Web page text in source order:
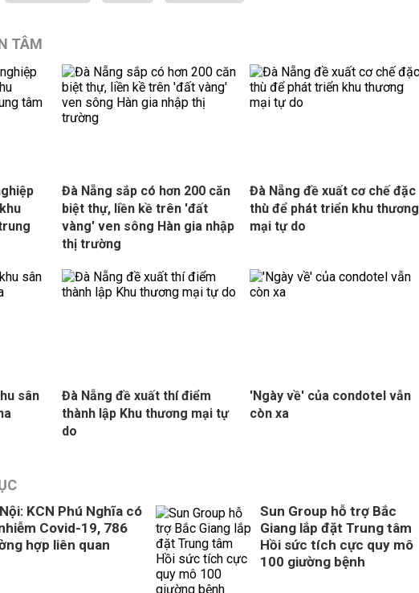
TÂM
Đà Nẵng sắp có hơn 200 căn
biệt thự, liền kề trên 'đất
vàng' ven sông Hàn gia nhập
thị trường
Đà Nẵng đề xuất cơ chế đặc
thù để phát triển khu thương
mại tự do
sân
Đà Nẵng đề xuất thí điểm
thành lập Khu thương mại tự
do
'Ngày về' của condotel vẫn
còn xa
KCN Phú Nghĩa có
Covid-19, 786
hợp liên quan
Sun Group hỗ trợ Bắc
Giang lắp đặt Trung tâm
Hồi sức tích cực quy mô
100 giường bệnh